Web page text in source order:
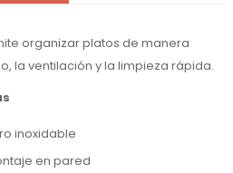
organizar platos de manera
la ventilación y la limpieza rápida.
inoxidable
en pared